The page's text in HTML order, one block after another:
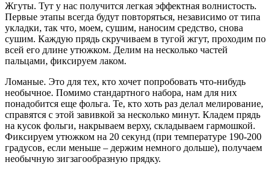
Жгуты. Тут у нас получится легкая эффектная волнистость.
Первые этапы всегда будут повторяться, независимо от типа
укладки, так что, моем, сушим, наносим средство, снова
сушим. Каждую прядь скручиваем в тугой жгут, проходим по
всей его длине утюжком. Делим на несколько частей
пальцами, фиксируем лаком.
Ломаные. Это для тех, кто хочет попробовать что-нибудь
необычное. Помимо стандартного набора, нам для них
понадобится еще фольга. Те, кто хоть раз делал мелирование,
справятся с этой завивкой за несколько минут. Кладем прядь
на кусок фольги, накрываем верху, складываем гармошкой.
Фиксируем утюжком на 20 секунд (при температуре 190-200
градусов, если меньше – держим немного дольше), получаем
необычную зигзагообразную прядку.